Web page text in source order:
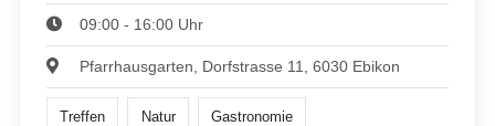
09:00 - 16:00 Uhr
Pfarrhausgarten, Dorfstrasse 11, 6030 Ebikon
Treffen Natur Gastronomie